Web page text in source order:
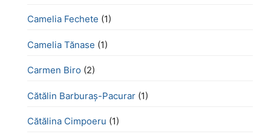
Camelia Fechete (1)
Camelia Tănase (1)
Carmen Biro (2)
Cătălin Barburaș-Pacurar (1)
Cătălina Cimpoeru (1)